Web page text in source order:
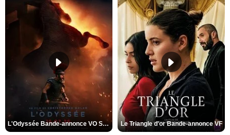
L'Odyssée Bande-annonce VO STFR Le Triangle d'or Bande-annonce VF